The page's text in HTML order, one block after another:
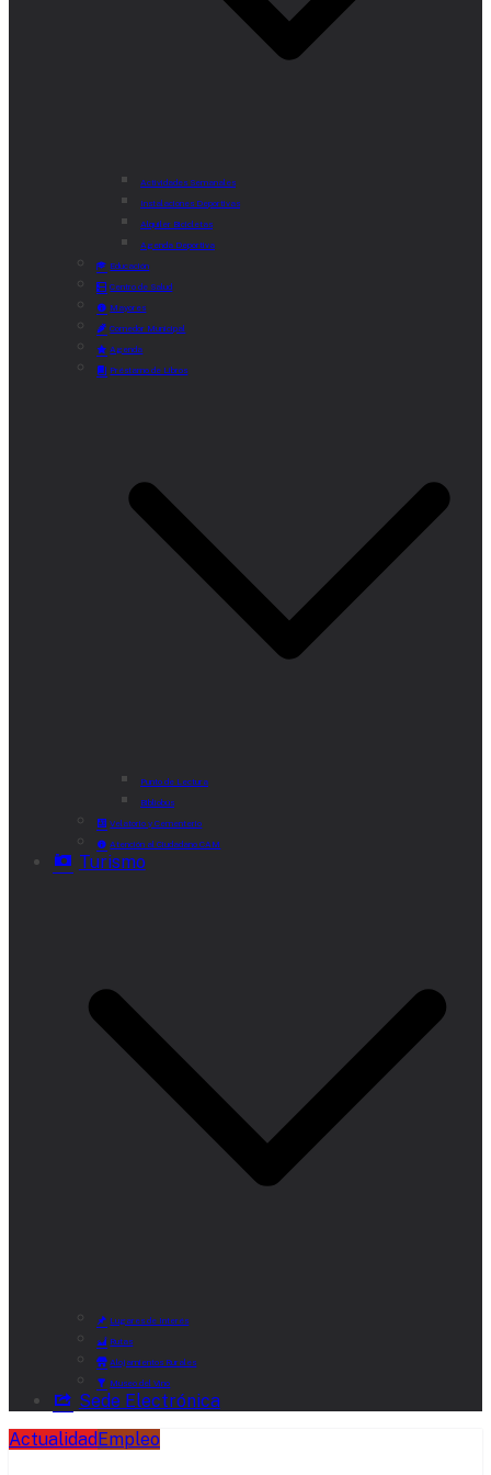
Actividades Semanales
Instalaciones Deportivas
Alquiler Bicicletas
Agenda Deportiva
Educación
Centro de Salud
Mayores
Comedor Municipal
Agenda
Préstamo de Libros
Punto de Lectura
Bibliobús
Velatorio y Cementerio
Atención al Ciudadano CAM
Turismo
Lugares de Interés
Rutas
Alojamientos Rurales
Museo del Vino
Sede Electrónica
Actualidad Empleo